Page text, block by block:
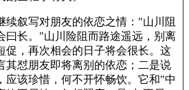
续叙写对朋友的依恋之情："山川阻
曰长。"山川险阻而路途遥远，别离
促，再次相会的日子将会很长。这
其怼朋友即将离别的依恋；二是说
应该珍惜，何不开怀畅饮。它和"中